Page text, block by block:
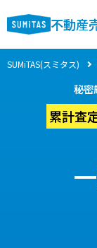
不動産
SUMiTAS(スミタス)
秘密
累計査